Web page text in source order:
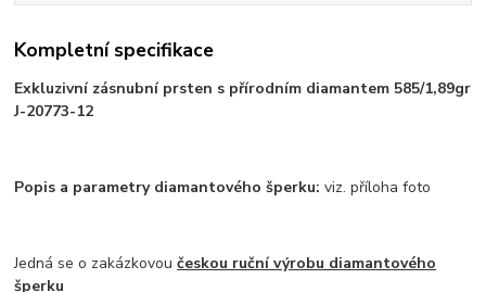
Kompletní specifikace
Exkluzivní zásnubní prsten s přírodním diamantem 585/1,89gr
J-20773-12
Popis a parametry diamantového šperku: viz. příloha foto
Jedná se o zakázkovoučeskou ruční výrobu diamantového
šperku